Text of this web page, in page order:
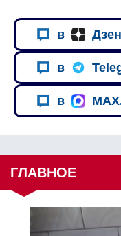
в
в
в
ГЛАВНОЕ